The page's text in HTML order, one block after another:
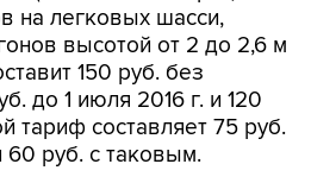
на легковых шасси,
высотой от 2 до 2,6 м
150 руб. без
до 1 июля 2016 г. и 120
тариф составляет 75 руб.
60 руб. с таковым.